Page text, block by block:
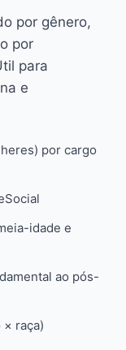
por gênero,
por
para
e
por cargo
idade e
ao pós-
raça)